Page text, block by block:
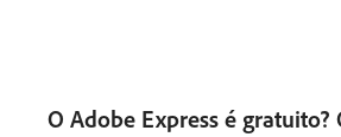
O Adobe Express é